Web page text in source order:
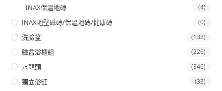
INAX保溫地磚 (4)
INAX地壁磁磚/保溫地磚/健康磚 (0)
洗臉盆 (133)
臉盆浴櫃組 (226)
水龍頭 (346)
獨立浴缸 (33)